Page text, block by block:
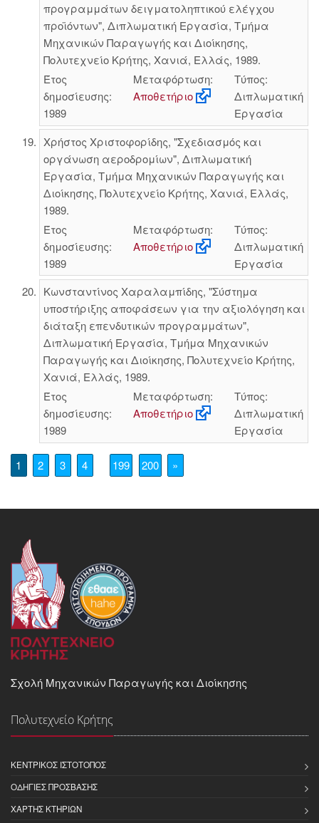
προγραμμάτων δειγματοληπτικού ελέγχου
προϊόντων", Διπλωματική Εργασία, Τμήμα
Μηχανικών Παραγωγής και Διοίκησης,
Πολυτεχνείο Κρήτης, Χανιά, Ελλάς, 1989.
Έτος
δημοσίευσης:
1989
Μεταφόρτωση:
Αποθετήριο
Τύπος:
Διπλωματική
Εργασία
Χρήστος Χριστοφορίδης, "Σχεδιασμός και
οργάνωση αεροδρομίων", Διπλωματική
Εργασία, Τμήμα Μηχανικών Παραγωγής και
Διοίκησης, Πολυτεχνείο Κρήτης, Χανιά, Ελλάς,
1989.
Έτος
δημοσίευσης:
1989
Μεταφόρτωση:
Αποθετήριο
Τύπος:
Διπλωματική
Εργασία
Κωνσταντίνος Χαραλαμπίδης, "Σύστημα
υποστήριξης αποφάσεων για την αξιολόγηση και
διάταξη επενδυτικών προγραμμάτων",
Διπλωματική Εργασία, Τμήμα Μηχανικών
Παραγωγής και Διοίκησης, Πολυτεχνείο Κρήτης,
Χανιά, Ελλάς, 1989.
Έτος
δημοσίευσης:
1989
Μεταφόρτωση:
Αποθετήριο
Τύπος:
Διπλωματική
Εργασία
1 2 3 4 199 200 »
Σχολή Μηχανικών Παραγωγής και Διοίκησης
Πολυτεχνείο Κρήτης
ΚΕΝΤΡΙΚΌΣ ΙΣΤΌΤΟΠΟΣ
ΟΔΗΓΊΕΣ ΠΡΌΣΒΑΣΗΣ
ΧΆΡΤΗΣ ΚΤΗΡΊΩΝ